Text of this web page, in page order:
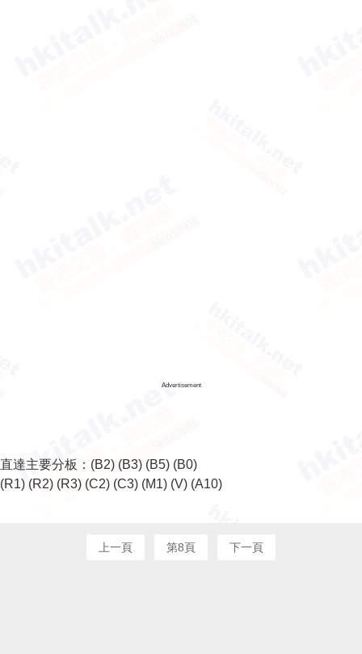
Advertisement
直達主要分板： (B2) (B3) (B5) (B0)
(R1) (R2) (R3) (C2) (C3) (M1) (V) (A10)
上一頁 第8頁 下一頁